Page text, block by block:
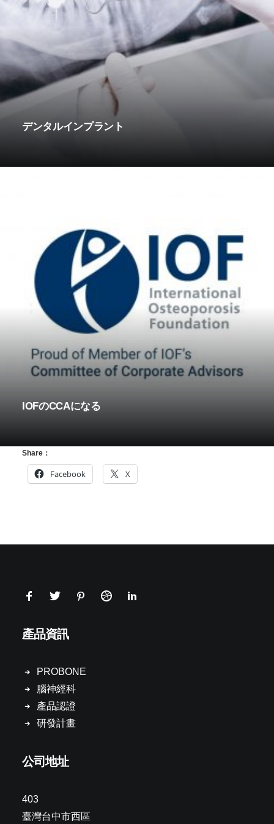
デンタルインプラント
IOFのCCAになる
Share：
Facebook X
產品資訊
PROBONE
腦神經科
產品認證
研發計畫
公司地址
403
臺灣台中市西區